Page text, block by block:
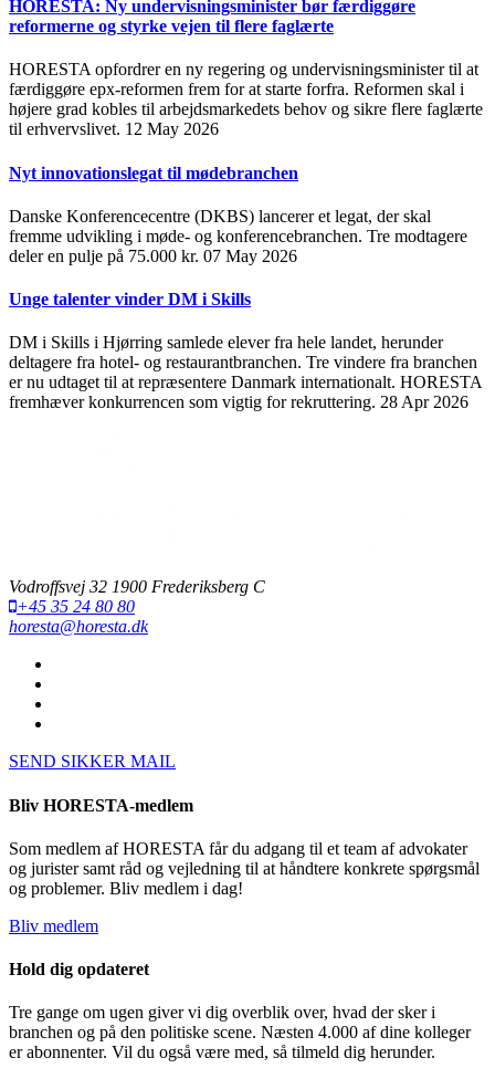
HORESTA: Ny undervisningsminister bør færdiggøre
reformerne og styrke vejen til flere faglærte
HORESTA opfordrer en ny regering og undervisningsminister til at
færdiggøre epx-reformen frem for at starte forfra. Reformen skal i
højere grad kobles til arbejdsmarkedets behov og sikre flere faglærte
til erhvervslivet. 12 May 2026
Nyt innovationslegat til mødebranchen
Danske Konferencecentre (DKBS) lancerer et legat, der skal
fremme udvikling i møde- og konferencebranchen. Tre modtagere
deler en pulje på 75.000 kr. 07 May 2026
Unge talenter vinder DM i Skills
DM i Skills i Hjørring samlede elever fra hele landet, herunder
deltagere fra hotel- og restaurantbranchen. Tre vindere fra branchen
er nu udtaget til at repræsentere Danmark internationalt. HORESTA
fremhæver konkurrencen som vigtig for rekruttering. 28 Apr 2026
Vodroffsvej 32 1900 Frederiksberg C
+45 35 24 80 80
horesta@horesta.dk
SEND SIKKER MAIL
Bliv HORESTA-medlem
Som medlem af HORESTA får du adgang til et team af advokater
og jurister samt råd og vejledning til at håndtere konkrete spørgsmål
og problemer. Bliv medlem i dag!
Bliv medlem
Hold dig opdateret
Tre gange om ugen giver vi dig overblik over, hvad der sker i
branchen og på den politiske scene. Næsten 4.000 af dine kolleger
er abonnenter. Vil du også være med, så tilmeld dig herunder.